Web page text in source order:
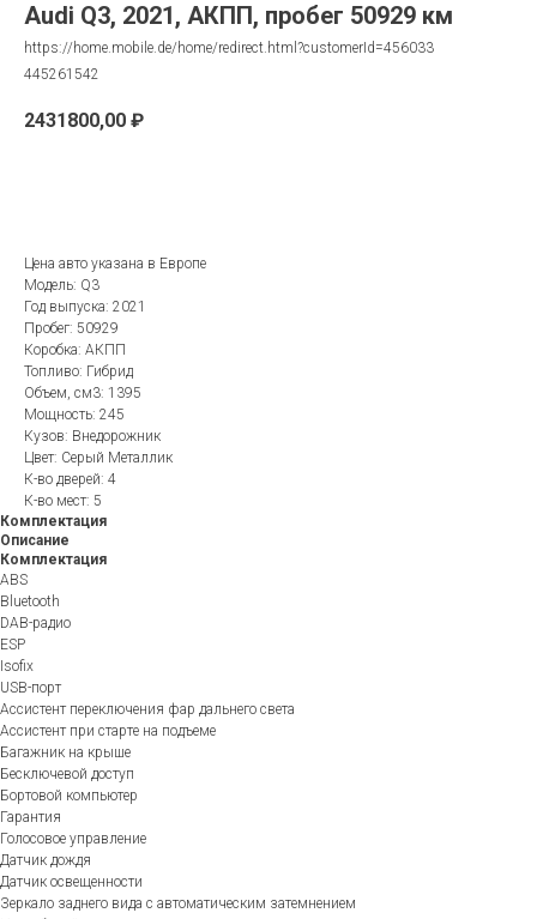
Audi Q3, 2021, АКПП, пробег 50929 км
https://home.mobile.de/home/redirect.html?customerId=456033
445261542
2431800,00 ₽
Цена авто указана в Европе
Модель: Q3
Год выпуска: 2021
Пробег: 50929
Коробка: АКПП
Топливо: Гибрид
Объем, см3: 1395
Мощность: 245
Кузов: Внедорожник
Цвет: Серый Металлик
К-во дверей: 4
К-во мест: 5
Комплектация
Описание
Комплектация
ABS
Bluetooth
DAB-радио
ESP
Isofix
USB-порт
Ассистент переключения фар дальнего света
Ассистент при старте на подъеме
Багажник на крыше
Бесключевой доступ
Бортовой компьютер
Гарантия
Голосовое управление
Датчик дождя
Датчик освещенности
Зеркало заднего вида с автоматическим затемнением